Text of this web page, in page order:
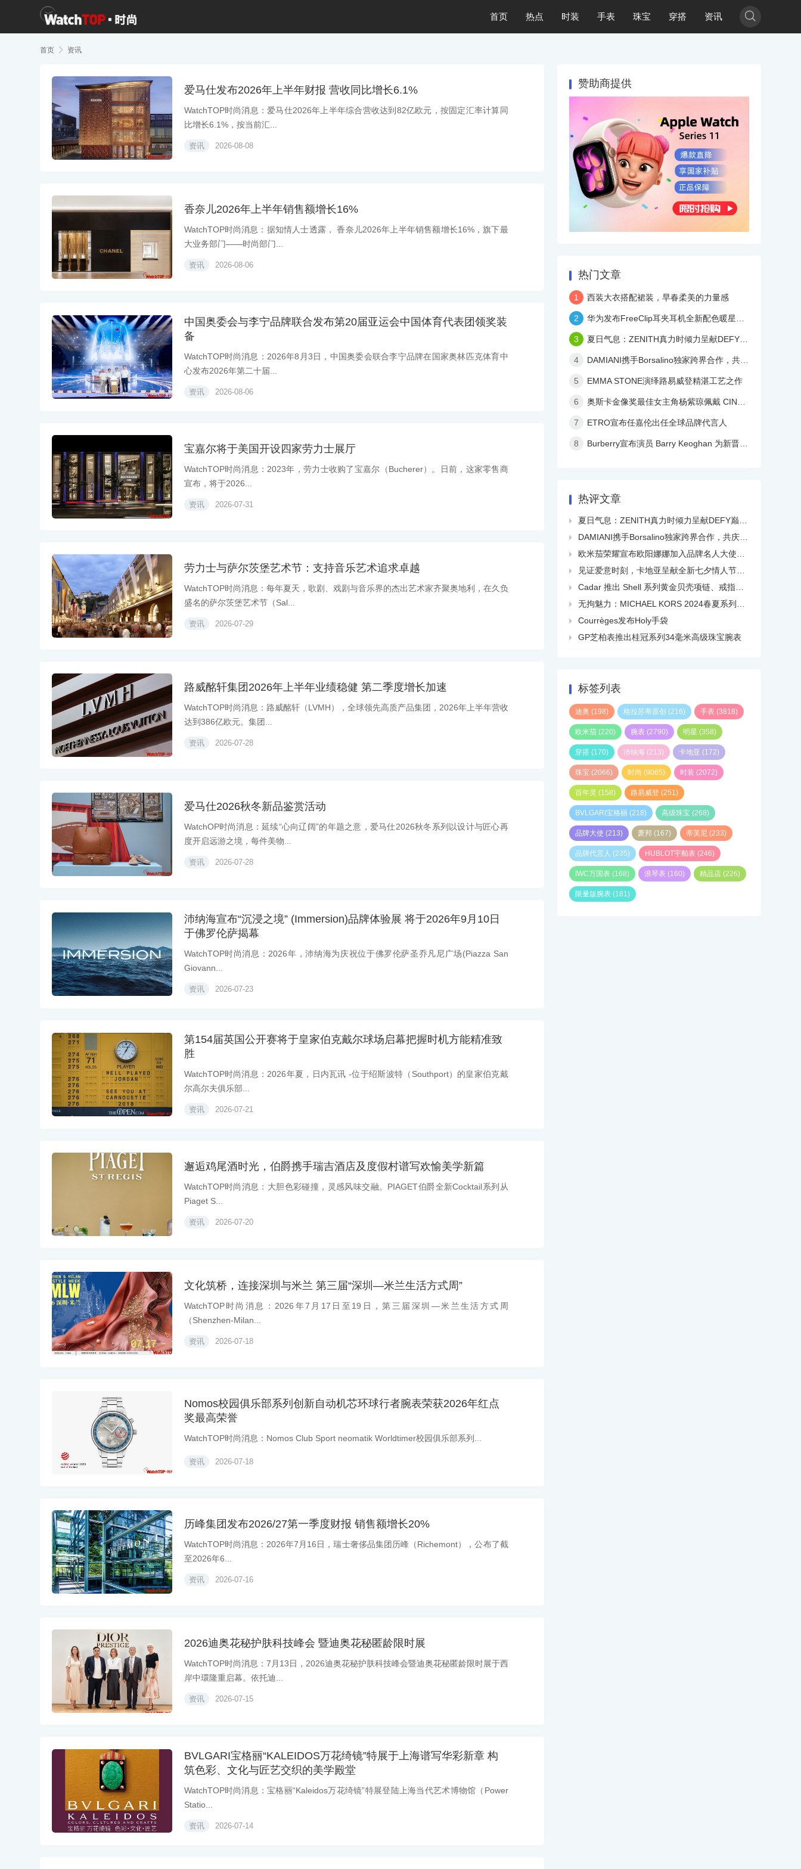
首页 热点 时装 手表 珠宝 穿搭 资讯 
首页  资讯
爱马仕发布2026年上半年财报 营收同比增长6.1%
WatchTOP时尚消息：爱马仕2026年上半年综合营收达到82亿欧元，按固定汇率计算同
比增长6.1%，按当前汇...
资讯 2026-08-08
香奈儿2026年上半年销售额增长16%
WatchTOP时尚消息：据知情人士透露， 香奈儿2026年上半年销售额增长16%，旗下最
大业务部门——时尚部门...
资讯 2026-08-06
中国奥委会与李宁品牌联合发布第20届亚运会中国体育代表团领奖装
备
WatchTOP时尚消息：2026年8月3日，中国奥委会联合李宁品牌在国家奥林匹克体育中
心发布2026年第二十届...
资讯 2026-08-06
宝嘉尔将于美国开设四家劳力士展厅
WatchTOP时尚消息：2023年，劳力士收购了宝嘉尔（Bucherer）。日前，这家零售商
宣布，将于2026...
资讯 2026-07-31
劳力士与萨尔茨堡艺术节：支持音乐艺术追求卓越
WatchTOP时尚消息：每年夏天，歌剧、戏剧与音乐界的杰出艺术家齐聚奥地利，在久负
盛名的萨尔茨堡艺术节（Sal...
资讯 2026-07-29
路威酩轩集团2026年上半年业绩稳健 第二季度增长加速
WatchTOP时尚消息：路威酩轩（LVMH），全球领先高质产品集团，2026年上半年营收
达到386亿欧元。集团...
资讯 2026-07-28
爱马仕2026秋冬新品鉴赏活动
WatchOP时尚消息：延续“心向辽阔”的年题之意，爱马仕2026秋冬系列以设计与匠心再
度开启远游之境，每件美物...
资讯 2026-07-28
沛纳海宣布“沉浸之境” (Immersion)品牌体验展 将于2026年9月10日
于佛罗伦萨揭幕
WatchTOP时尚消息：2026年，沛纳海为庆祝位于佛罗伦萨圣乔凡尼广场(Piazza San
Giovann...
资讯 2026-07-23
第154届英国公开赛将于皇家伯克戴尔球场启幕把握时机方能精准致
胜
WatchTOP时尚消息：2026年夏，日内瓦讯 -位于绍斯波特（Southport）的皇家伯克戴
尔高尔夫俱乐部...
资讯 2026-07-21
邂逅鸡尾酒时光，伯爵携手瑞吉酒店及度假村谱写欢愉美学新篇
WatchTOP时尚消息：大胆色彩碰撞，灵感风味交融。PIAGET伯爵全新Cocktail系列从
Piaget S...
资讯 2026-07-20
文化筑桥，连接深圳与米兰 第三届“深圳—米兰生活方式周”
WatchTOP时尚消息：2026年7月17日至19日，第三届深圳—米兰生活方式周
（Shenzhen-Milan...
资讯 2026-07-18
Nomos校园俱乐部系列创新自动机芯环球行者腕表荣获2026年红点
奖最高荣誉
WatchTOP时尚消息：Nomos Club Sport neomatik Worldtimer校园俱乐部系列...
资讯 2026-07-18
历峰集团发布2026/27第一季度财报 销售额增长20%
WatchTOP时尚消息：2026年7月16日，瑞士奢侈品集团历峰（Richemont），公布了截
至2026年6...
资讯 2026-07-16
2026迪奥花秘护肤科技峰会 暨迪奥花秘匿龄限时展
WatchTOP时尚消息：7月13日，2026迪奥花秘护肤科技峰会暨迪奥花秘匿龄限时展于西
岸中環隆重启幕。依托迪...
资讯 2026-07-15
BVLGARI宝格丽“KALEIDOS万花绮镜”特展于上海谱写华彩新章 构
筑色彩、文化与匠艺交织的美学殿堂
WatchTOP时尚消息：宝格丽“Kaleidos万花绮镜”特展登陆上海当代艺术博物馆（Power
Statio...
资讯 2026-07-14
赞助商提供
热门文章
1 西装大衣搭配裙装，早春柔美的力量感
2 华为发布FreeClip耳夹耳机全新配色暖星云，再度引领时尚潮流！
3 夏日气息：ZENITH真力时倾力呈献DEFY巅峰系列镂空天际腕表白色陶瓷款
4 DAMIANI携手Borsalino独家跨界合作，共庆品牌百年华诞
5 EMMA STONE演绎路易威登精湛工艺之作
6 奥斯卡金像奖最佳女主角杨紫琼佩戴 CINDY CHAO 艺术珠宝亮相颁奖典礼
7 ETRO宣布任嘉伦出任全球品牌代言人
8 Burberry宣布演员 Barry Keoghan 为新晋品牌大使
热评文章

夏日气息：ZENITH真力时倾力呈献DEFY巅峰系列镂空天际腕表白色陶瓷款

DAMIANI携手Borsalino独家跨界合作，共庆品牌百年华诞

欧米茄荣耀宣布欧阳娜娜加入品牌名人大使大家庭

见证爱意时刻，卡地亚呈献全新七夕情人节短片

Cadar 推出 Shell 系列黄金贝壳项链、戒指、耳环等

无拘魅力：MICHAEL KORS 2024春夏系列广告大片正式发布

Courrèges发布Holy手袋

GP芝柏表推出桂冠系列34毫米高级珠宝腕表
标签列表
迪奥 (198) 格拉苏蒂原创 (216) 手表 (3818)
欧米茄 (220) 腕表 (2790) 明星 (358)
穿搭 (170) 沛纳海 (213) 卡地亚 (172)
珠宝 (2066) 时尚 (9065) 时装 (2072)
百年灵 (158) 路易威登 (251)
BVLGARI宝格丽 (218) 高级珠宝 (268)
品牌大使 (213) 萧邦 (167) 蒂芙尼 (233)
品牌代言人 (235) HUBLOT宇舶表 (246)
IWC万国表 (168) 浪琴表 (160) 精品店 (226)
限量版腕表 (181)